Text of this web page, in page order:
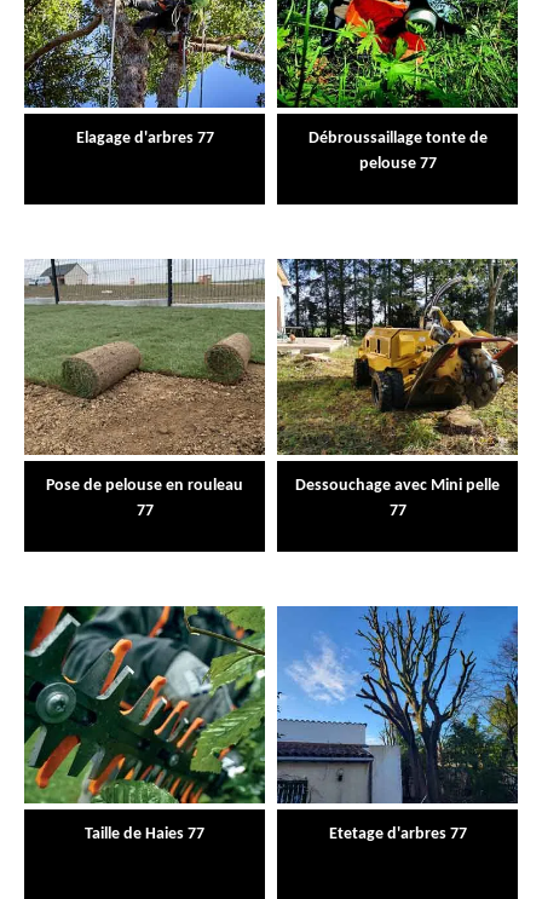
Elagage d'arbres 77
Débroussaillage tonte de
pelouse 77
Pose de pelouse en rouleau
77
Dessouchage avec Mini pelle
77
Taille de Haies 77 Etetage d'arbres 77